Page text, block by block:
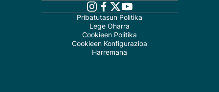
Pribatutasun Politika
Lege Oharra
Cookieen Politika
Cookieen Konfigurazioa
Harremana